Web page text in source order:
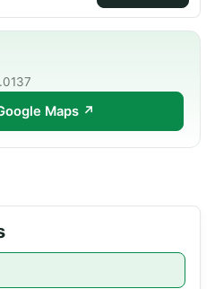
Maps ↗